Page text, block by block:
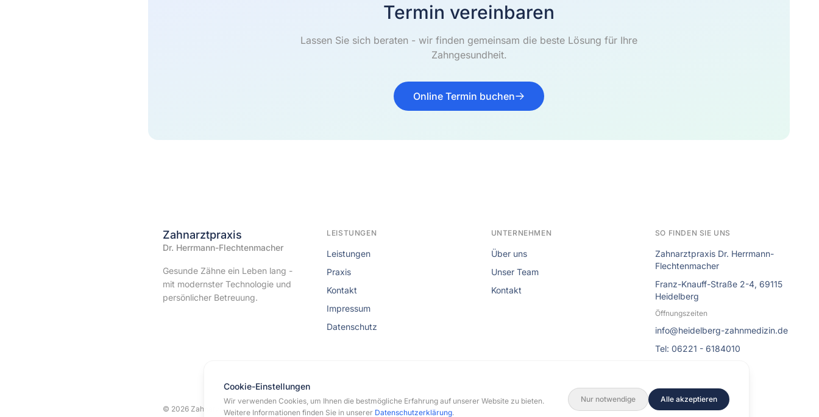
Termin vereinbaren
Lassen Sie sich beraten - wir finden gemeinsam die beste Lösung für Ihre
Zahngesundheit.
Online Termin buchen
Zahnarztpraxis
Dr. Herrmann-Flechtenmacher
Gesunde Zähne ein Leben lang -
mit modernster Technologie und
persönlicher Betreuung.
LEISTUNGEN
Leistungen
Praxis
Kontakt
Impressum
Datenschutz
UNTERNEHMEN
Über uns
Unser Team
Kontakt
SO FINDEN SIE UNS
Zahnarztpraxis Dr. Herrmann-
Flechtenmacher
Franz-Knauff-Straße 2-4, 69115
Heidelberg
Öffnungszeiten
info@heidelberg-zahnmedizin.de
Tel: 06221 - 6184010
© 2026 Zahnarztpraxis Dr. Herrmann-Flechtenmacher. Alle Rechte vorbehalten.
Cookie-Einstellungen
Wir verwenden Cookies, um Ihnen die bestmögliche Erfahrung auf unserer Website zu bieten.
Weitere Informationen finden Sie in unserer Datenschutzerklärung.
Nur notwendige Alle akzeptieren